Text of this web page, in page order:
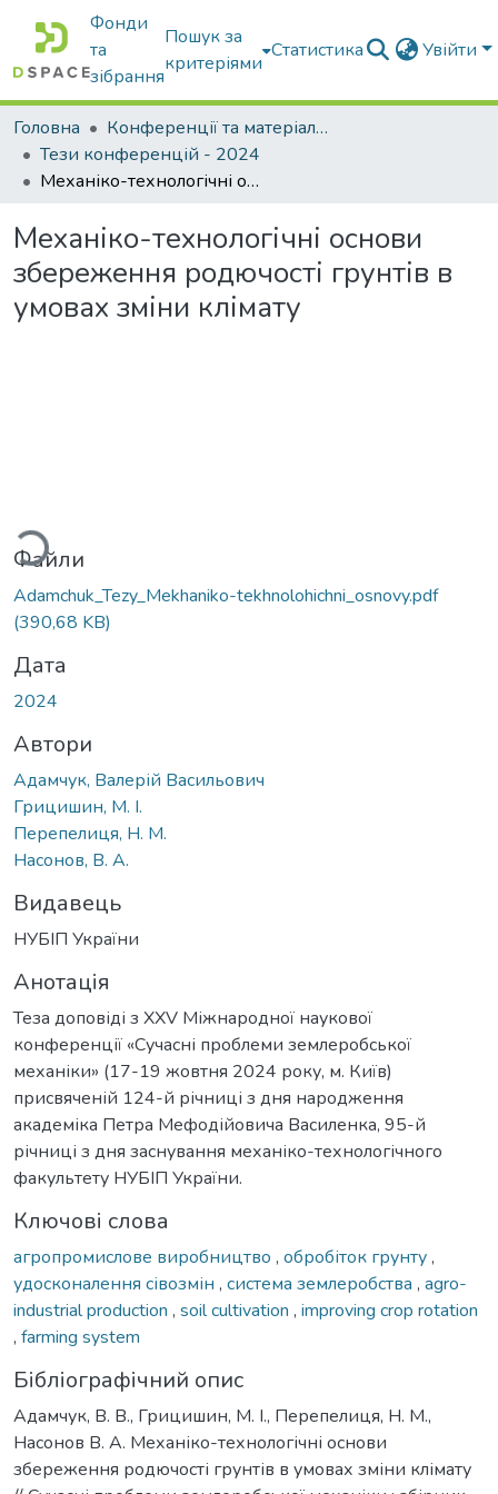
Фонди
та
зібрання
Пошук за
критеріями
Статистика Увійти
Головна
Конференції та матеріали конференцій
Тези конференцій - 2024
Механіко-технологічні основи збереження родючості грунтів в умовах зміни клімату
Механіко-технологічні основи
збереження родючості грунтів в
умовах зміни клімату
Файли
Adamchuk_Tezy_Mekhaniko-tekhnolohichni_osnovy.pdf
(390,68 KB)
Дата
2024
Автори
Адамчук, Валерій Васильович
Грицишин, М. І.
Перепелиця, Н. М.
Насонов, В. А.
Видавець
НУБІП України
Анотація
Теза доповіді з XXV Міжнародної наукової
конференції «Сучасні проблеми землеробської
механіки» (17-19 жовтня 2024 року, м. Київ)
присвяченій 124-й річниці з дня народження
академіка Петра Мефодійовича Василенка, 95-й
річниці з дня заснування механіко-технологічного
факультету НУБІП України.
Ключові слова
агропромислове виробництво , обробіток грунту,
удосконалення сівозмін , система землеробства , agro-
industrial production , soil cultivation , improving crop rotation
, farming system
Бібліографічний опис
Адамчук, В. В., Грицишин, М. І., Перепелиця, Н. М.,
Насонов В. А. Механіко-технологічні основи
збереження родючості грунтів в умовах зміни клімату